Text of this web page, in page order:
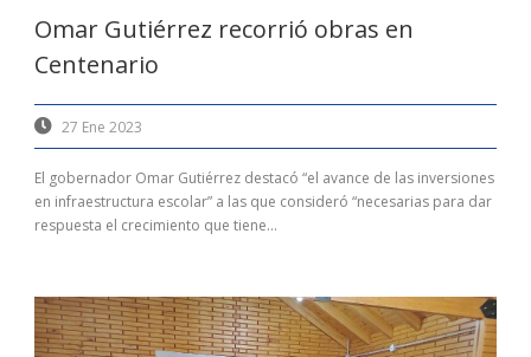
Omar Gutiérrez recorrió obras en
Centenario
27 Ene 2023
El gobernador Omar Gutiérrez destacó “el avance de las inversiones
en infraestructura escolar” a las que consideró “necesarias para dar
respuesta el crecimiento que tiene...